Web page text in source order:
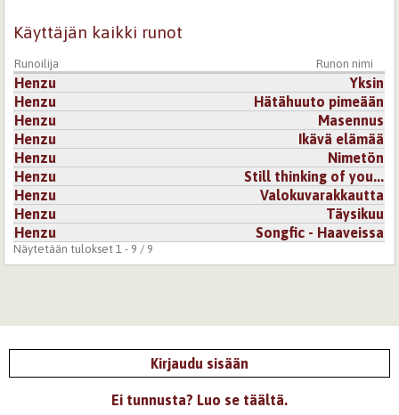
Käyttäjän kaikki runot
Runoilija Runon nimi
Henzu
Yksin
Henzu
Hätähuuto pimeään
Henzu
Masennus
Henzu
Ikävä elämää
Henzu
Nimetön
Henzu
Still thinking of you...
Henzu
Valokuvarakkautta
Henzu
Täysikuu
Henzu
Songfic - Haaveissa
Näytetään tulokset 1 - 9 / 9
Kirjaudu sisään
Ei tunnusta? Luo se täältä.